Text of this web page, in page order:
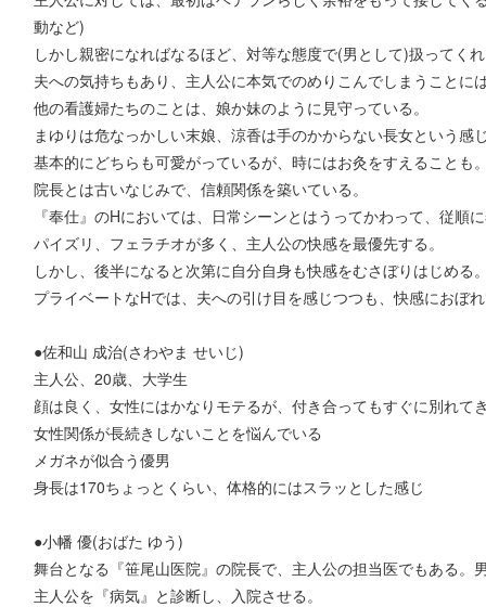
動など)
しかし親密になればなるほど、対等な態度で(男として)扱ってく
夫への気持ちもあり、主人公に本気でのめりこんでしまうことに
他の看護婦たちのことは、娘か妹のように見守っている。
まゆりは危なっかしい末娘、涼香は手のかからない長女という感
基本的にどちらも可愛がっているが、時にはお灸をすえることも
院長とは古いなじみで、信頼関係を築いている。
『奉仕』のHにおいては、日常シーンとはうってかわって、従順
パイズリ、フェラチオが多く、主人公の快感を最優先する。
しかし、後半になると次第に自分自身も快感をむさぼりはじめる
プライベートなHでは、夫への引け目を感じつつも、快感におぼ
●佐和山 成治(さわやま せいじ)
主人公、20歳、大学生
顔は良く、女性にはかなりモテるが、付き合ってもすぐに別れて
女性関係が長続きしないことを悩んでいる
メガネが似合う優男
身長は170ちょっとくらい、体格的にはスラッとした感じ
●小幡 優(おばた ゆう)
舞台となる『笹尾山医院』の院長で、主人公の担当医でもある。
主人公を『病気』と診断し、入院させる。